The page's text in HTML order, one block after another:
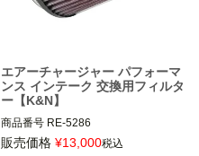
エアーチャージャー パフォーマ
ンス インテーク 交換用フィルタ
ー【K&N】
商品番号 RE-5286
9NE:027885
販売価格 ¥13,000税込